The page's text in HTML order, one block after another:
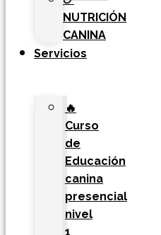
NUTRICIÓN
CANINA
Servicios
🔥
Curso
de
Educación
canina
presencial
nivel
1